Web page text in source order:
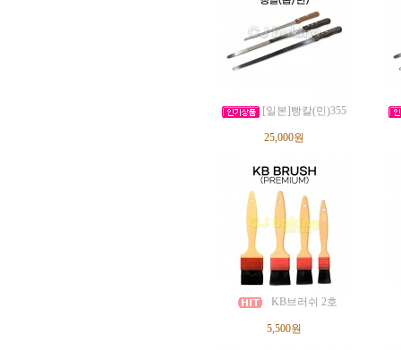
[일본]빵칼(민)355
25,000원
KB브러쉬 2호
5,500원